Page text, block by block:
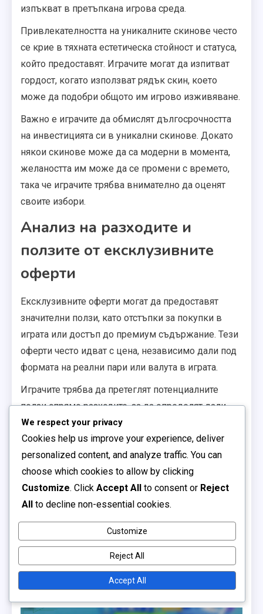
изпъкват в претъпкана игрова среда.
Привлекателността на уникалните скинове често
се крие в тяхната естетическа стойност и статуса,
който предоставят. Играчите могат да изпитват
гордост, когато използват рядък скин, което
може да подобри общото им игрово изживяване.
Важно е играчите да обмислят дългосрочността
на инвестицията си в уникални скинове. Докато
някои скинове може да са модерни в момента,
желаността им може да се промени с времето,
така че играчите трябва внимателно да оценят
своите избори.
Анализ на разходите и
ползите от ексклузивните
оферти
Ексклузивните оферти могат да предоставят
значителни ползи, като отстъпки за покупки в
играта или достъп до премиум съдържание. Тези
оферти често идват с цена, независимо дали под
формата на реални пари или валута в играта.
Играчите трябва да претеглят потенциалните
ползи спрямо разходите, за да определят дали
една ексклузивна оферта си струва да бъде
преследвана. Например, оферта за ограничено
време може да спести на играчите значителна
сума за популярен предмет, което я прави
разумна инвестиция.
Въпреки това, е важно да се избягват
импулсивни покупки, предизвикани от страха от
пропускане. Играчите трябва да оценят своите
игрови нужди и бюджет, преди да се ангажират с
ексклузивни оферти, за да се уверят, че вземат
информирани решения.
We respect your privacy
Cookies help us improve your experience, deliver
personalized content, and analyze traffic. You can
choose which cookies to allow by clicking
Customize. Click Accept All to consent or Reject
All to decline non-essential cookies.
Customize
Reject All
Accept All